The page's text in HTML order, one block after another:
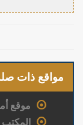
مواقع ذات
موقع